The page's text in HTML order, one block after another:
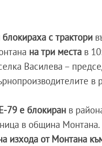
с трактори
на три места в
Василева –
в
79 е блокиран в
в община Монтана.
изхода от Монтана